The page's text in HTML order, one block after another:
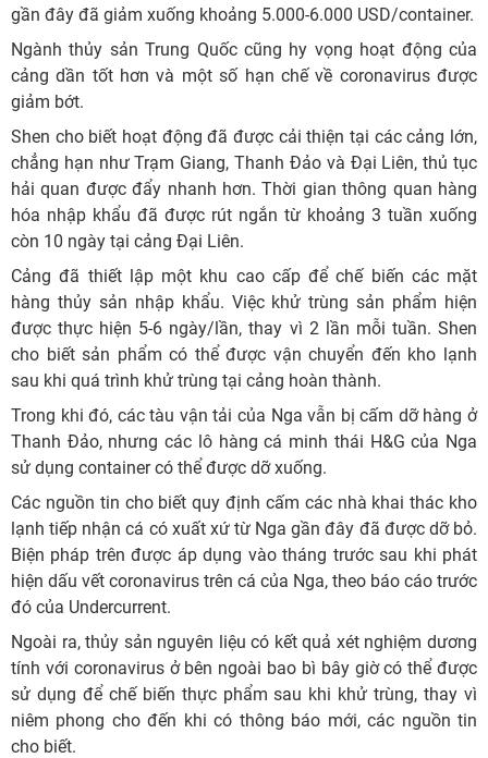
gần đây đã giảm xuống khoảng 5.000-6.000 USD/container.
Ngành thủy sản Trung Quốc cũng hy vọng hoạt động của
cảng dần tốt hơn và một số hạn chế về coronavirus được
giảm bớt.
Shen cho biết hoạt động đã được cải thiện tại các cảng lớn,
chẳng hạn như Trạm Giang, Thanh Đảo và Đại Liên, thủ tục
hải quan được đẩy nhanh hơn. Thời gian thông quan hàng
hóa nhập khẩu đã được rút ngắn từ khoảng 3 tuần xuống
còn 10 ngày tại cảng Đại Liên.
Cảng đã thiết lập một khu cao cấp để chế biến các mặt
hàng thủy sản nhập khẩu. Việc khử trùng sản phẩm hiện
được thực hiện 5-6 ngày/lần, thay vì 2 lần mỗi tuần. Shen
cho biết sản phẩm có thể được vận chuyển đến kho lạnh
sau khi quá trình khử trùng tại cảng hoàn thành.
Trong khi đó, các tàu vận tải của Nga vẫn bị cấm dỡ hàng ở
Thanh Đảo, nhưng các lô hàng cá minh thái H&G của Nga
sử dụng container có thể được dỡ xuống.
Các nguồn tin cho biết quy định cấm các nhà khai thác kho
lạnh tiếp nhận cá có xuất xứ từ Nga gần đây đã được dỡ bỏ.
Biện pháp trên được áp dụng vào tháng trước sau khi phát
hiện dấu vết coronavirus trên cá của Nga, theo báo cáo trước
đó của Undercurrent.
Ngoài ra, thủy sản nguyên liệu có kết quả xét nghiệm dương
tính với coronavirus ở bên ngoài bao bì bây giờ có thể được
sử dụng để chế biến thực phẩm sau khi khử trùng, thay vì
niêm phong cho đến khi có thông báo mới, các nguồn tin
cho biết.